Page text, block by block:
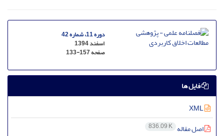
دوره 11، شماره 42
اسفند 1394
صفحه133-157
فایل ها
اصل مقاله 836.09 K